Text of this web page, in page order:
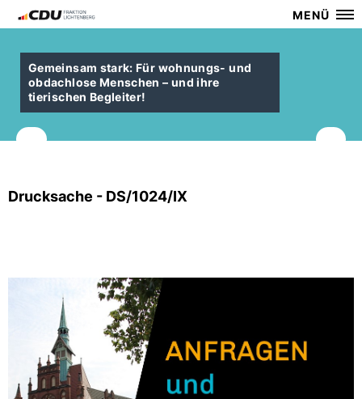
MENÜ
Gemeinsam stark: Für wohnungs- und
obdachlose Menschen – und ihre
tierischen Begleiter!
Drucksache - DS/1024/IX